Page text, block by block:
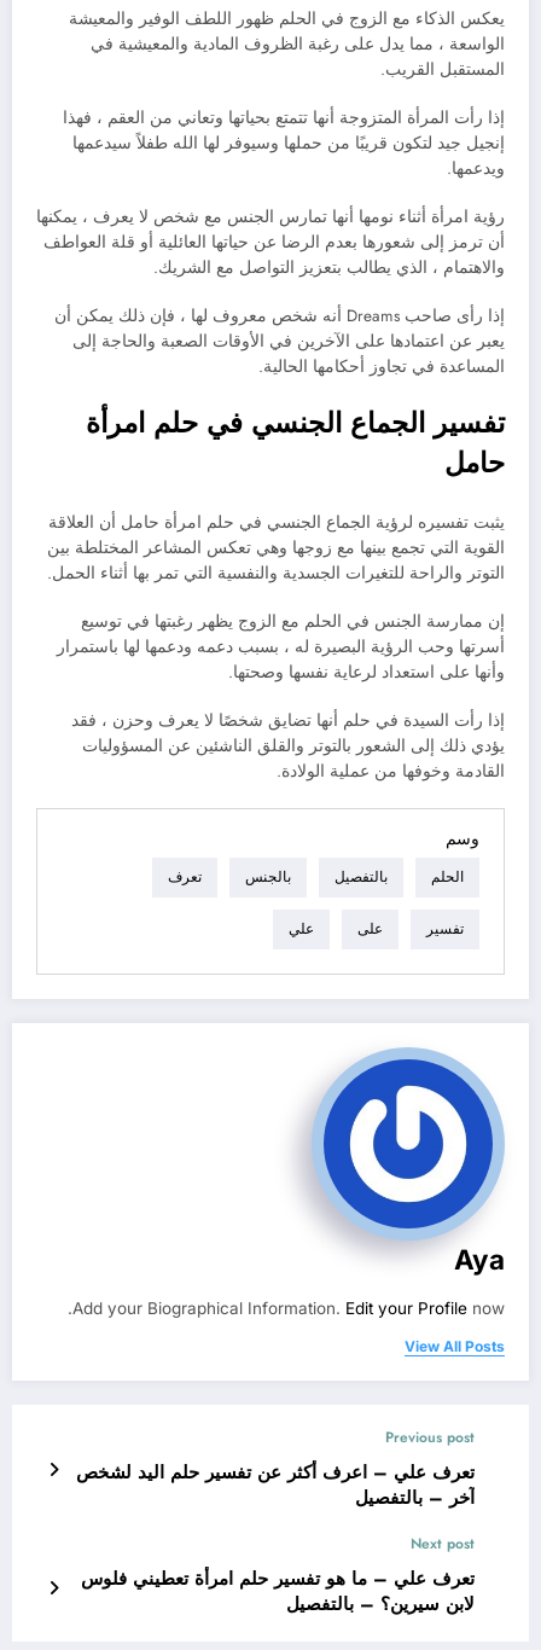
يعكس الذكاء مع الزوج في الحلم ظهور اللطف الوفير والمعيشة
الواسعة ، مما يدل على رغبة الظروف المادية والمعيشية في
المستقبل القريب.
إذا رأت المرأة المتزوجة أنها تتمتع بحياتها وتعاني من العقم ، فهذا
إنجيل جيد لتكون قريبًا من حملها وسيوفر لها الله طفلاً سيدعمها
ويدعمها.
رؤية امرأة أثناء نومها أنها تمارس الجنس مع شخص لا يعرف ، يمكنها
أن ترمز إلى شعورها بعدم الرضا عن حياتها العائلية أو قلة العواطف
والاهتمام ، الذي يطالب بتعزيز التواصل مع الشريك.
إذا رأى صاحب Dreams أنه شخص معروف لها ، فإن ذلك يمكن أن
يعبر عن اعتمادها على الآخرين في الأوقات الصعبة والحاجة إلى
المساعدة في تجاوز أحكامها الحالية.
تفسير الجماع الجنسي في حلم امرأة
حامل
يثبت تفسيره لرؤية الجماع الجنسي في حلم امرأة حامل أن العلاقة
القوية التي تجمع بينها مع زوجها وهي تعكس المشاعر المختلطة بين
التوتر والراحة للتغيرات الجسدية والنفسية التي تمر بها أثناء الحمل.
إن ممارسة الجنس في الحلم مع الزوج يظهر رغبتها في توسيع
أسرتها وحب الرؤية البصيرة له ، بسبب دعمه ودعمها لها باستمرار
وأنها على استعداد لرعاية نفسها وصحتها.
إذا رأت السيدة في حلم أنها تضايق شخصًا لا يعرف وحزن ، فقد
يؤدي ذلك إلى الشعور بالتوتر والقلق الناشئين عن المسؤوليات
القادمة وخوفها من عملية الولادة.
وسم
الحلم بالتفصيل بالجنس تعرف
تفسير على علي
Aya
Add your Biographical Information. Edit your Profile now.
View All Posts
Previous post
تعرف علي – اعرف أكثر عن تفسير حلم اليد لشخص
آخر – بالتفصيل
Next post
تعرف علي – ما هو تفسير حلم امرأة تعطيني فلوس
لابن سيرين؟ – بالتفصيل